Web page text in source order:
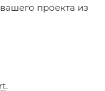
проекта из
.